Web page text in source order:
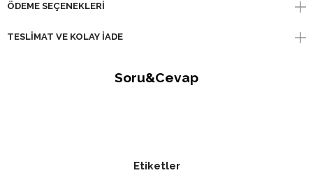
ÖDEME SEÇENEKLERI
TESLIMAT VE KOLAY İADE
Soru&Cevap
Etiketler